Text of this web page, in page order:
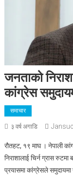
जनताको
कांग्रेस
समाचार
३ वर्ष अगाडि
रौतहट, १९ माघ । नेपाली
निराशालाई चिर्न ग्रास
प्रयासमा कांग्रेसले